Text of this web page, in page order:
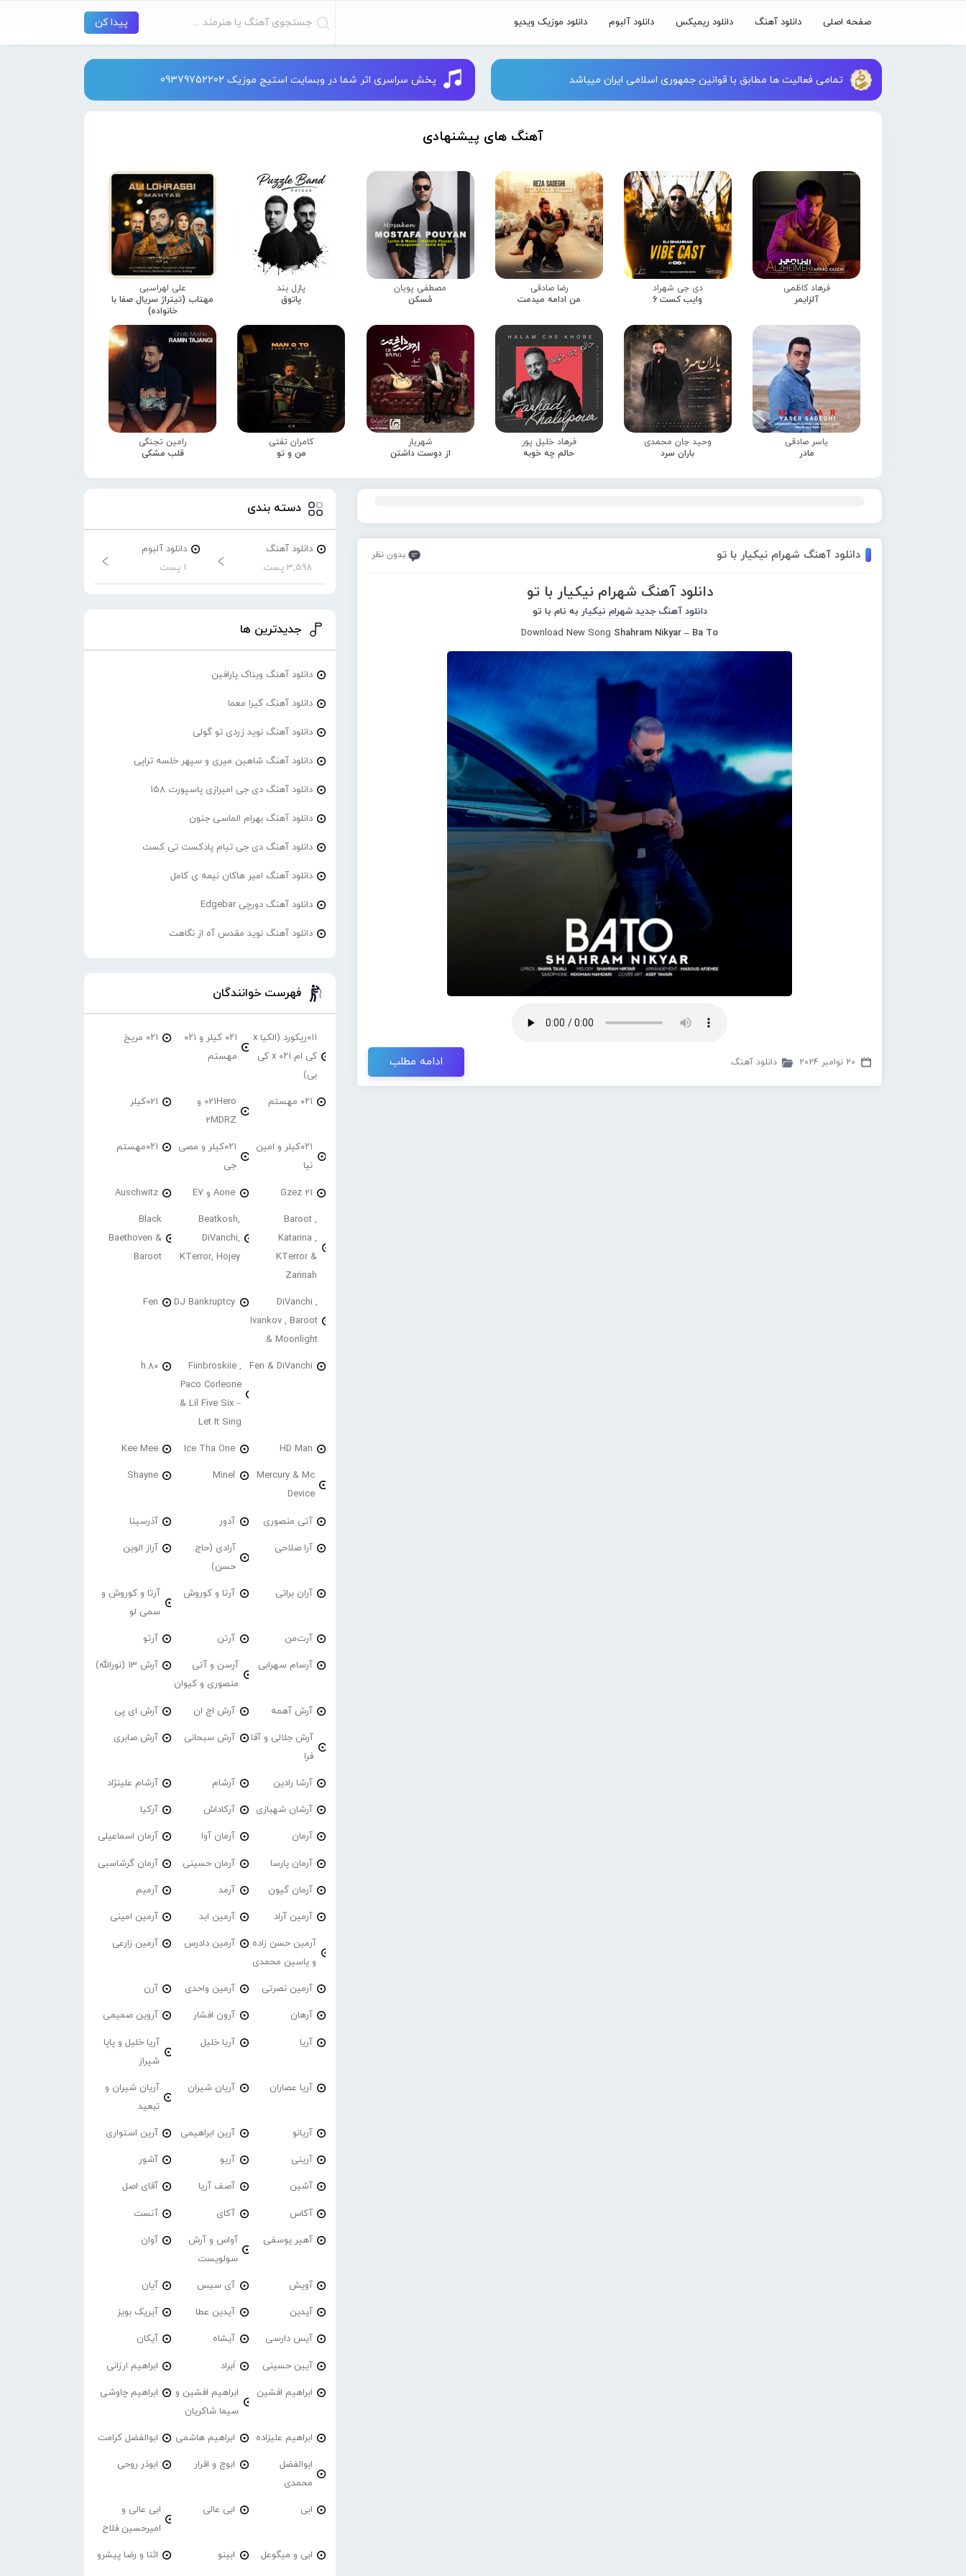
صفحه اصلی دانلود آهنگ دانلود ریمیکس دانلود آلبوم دانلود موزیک ویدیو
تمامی فعالیت ها مطابق با قوانین جمهوری اسلامی ایران میباشد پخش سراسری اثر شما در وبسایت استیج موزیک 09379752202
آهنگ های پیشنهادی
فرهاد کاظمی
آلزایمر
دی جی شهراد
وایب کست 6
رضا صادقی
من ادامه میدمت
مصطفی پویان
مُسکن
پازل بند
پاتوق
علی لهراسبی
مهتاب (تیتراژ سریال صفا با
خانواده)
یاسر صادقی
مادر
وحید جان محمدی
باران سرد
فرهاد خلیل پور
حالم چه خوبه
شهریار
از دوست داشتن
کامران تفتی
من و تو
رامین تجنگی
قلب مشکی
دانلود آهنگ شهرام نیکیار با تو بدون نظر
دانلود آهنگ شهرام نیکیار با تو
دانلود آهنگ جدید شهرام نیکیار به نام با تو
Download New Song Shahram Nikyar – Ba To
20 نوامبر 2024 دانلود آهنگ ادامه مطلب
دسته بندی
دانلود آهنگ
3,598 پست
دانلود آلبوم
1 پست
جدیدترین ها
دانلود آهنگ ویناک پارافین
دانلود آهنگ گیرا معما
دانلود آهنگ نوید زردی تو گولی
دانلود آهنگ شاهین میری و سپهر خلسه تراپی
دانلود آهنگ دی جی امیرازی پاسپورت 158
دانلود آهنگ بهرام الماسی جنون
دانلود آهنگ دی جی تیام پادکست تی کست
دانلود آهنگ امیر هاکان نیمه ی کامل
دانلود آهنگ دورچی Edgebar
دانلود آهنگ نوید مقدس آه از نگاهت
فهرست خوانندگان
۰۱۱ریکورد (الکیا x
کی ام ۰۲۱ x کی
بی)
۰۲۱ کیلر و ۰۲۱
مهستم
۰۲۱ مریخ
۰۲۱ مهستم
021Hero و
2MDRZ
021کیلر
۰۲۱کیلر و امین
نیا
۰۲۱کیلر و مصی
جی
۰۲۱مهستم
21 Gzez Aone و E7 Auschwitz
Baroot ,
Katarina ,
KTerror &
Zarinah
Beatkosh,
DiVanchi,
KTerror, Hojey
Black
Baethoven &
Baroot
DiVanchi ,
Ivankov , Baroot
& Moonlight
DJ Bankruptcy
Fen
Fen & DiVanchi
Fiinbroskiie ,
Paco Corleone
& Lil Five Six –
Let It Sing
h.80
HD Man
Ice Tha One
Kee Mee
Mercury & Mc
Device
Minel
Shayne
آتی منصوری آدور آذرسینا
آرا صلاحی
آرادی (حاج
حسن)
آراز الوین
آران براتی آرتا و کوروش
آرتا و کوروش و
سمی لو
آرت‌من آرتن آرتو
آرسام سهرابی
آرسن و آتی
منصوری و کیوان
آرش 13 (نورالله)
آرش آهمه آرش اچ ان آرش ای پی
آرش جلالی و آقا
فرا
آرش سبحانی آرش صابری
آرشا رادین آرشام آرشام علینژاد
آرشان شهبازی آرکاداش آرکیا
آرمان آرمان آوا آرمان اسماعیلی
آرمان پارسا آرمان حسینی آرمان گرشاسبی
آرمان گیون آرمد آرمیم
آرمین آراد آرمین ابد آرمین امینی
آرمین حسن زاده
و یاسین محمدی
آرمین دادرس آرمین زارعی
آرمین نصرتی آرمین واحدی آرن
آرهان آرون افشار آروین صمیمی
آریا آریا خلیل
آریا خلیل و پاپا
شیراز
آریا عصاران آریان شیران
آریان شیران و
تبعید
آریانو آرین ابراهیمی آرین استواری
آرینی آریو آشور
آشین آصف آریا آقای اصل
آکاس آکای آنست
آهیر یوسفی
آواس و آرش
سولویست
آوان
آویش آی سیس آیان
آیدین آیدین عطا آیریک بویز
آیس دارسی آیشاه آیکان
آیین حسینی اَبراد ابراهیم ارزانی
ابراهیم افشین
ابراهیم افشین و
سیما شاکریان
ابراهیم چاوشی
ابراهیم علیزاده ابراهیم هاشمی ابوالفضل کرامت
ابوالفضل
محمدی
ابوچ و اقرار ابوذر روحی
ابی ابی عالی
ابی عالی و
امیرحسین فلاح
ابی و میگوعل ابینو اثنا و رضا پیشرو